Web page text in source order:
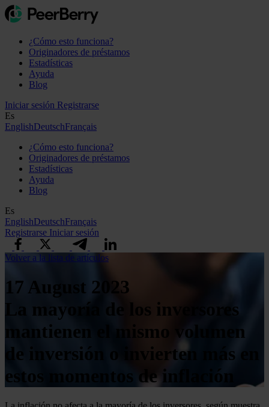
¿Cómo esto funciona?
Originadores de préstamos
Estadísticas
Ayuda
Blog
Iniciar sesión Registrarse
Es
EnglishDeutschFrançais
¿Cómo esto funciona?
Originadores de préstamos
Estadísticas
Ayuda
Blog
Es
EnglishDeutschFrançais
Registrarse Iniciar sesión
Volver a la lista de artículos
17 August 2023
La mayoría de los inversores
mantienen el mismo volumen
de inversión o invierten más en
estos momentos de inflación